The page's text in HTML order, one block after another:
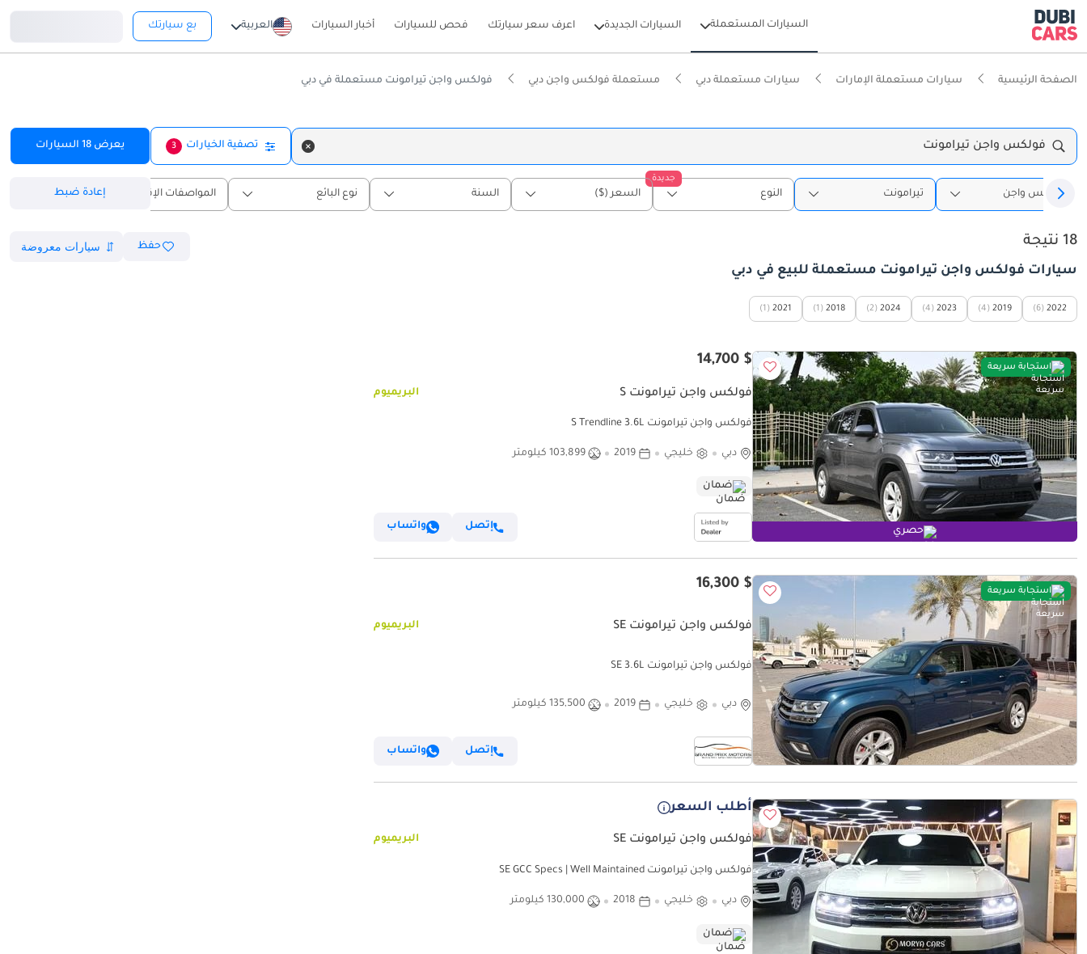
السيارات المستعملة السيارات الجديدة اعرف سعر سيارتك فحص للسيارات أخبار السيارات العربية بع سيارتك
الصفحة الرئيسية سيارات مستعملة الإمارات سيارات مستعملة دبي مستعملة فولكس واجن دبي فولكس واجن تيرامونت مستعملة في دبي
فولكس واجن تيرامونت تصفية الخيارات 3 يعرض 18 السيارات
فولكس واجن تيرامونت
جديدة
النوع السعر ($) السنة نوع البائع المواصفات الإقليمية إعادة ضبط
18 نتيجة حفظ
سيارات فولكس واجن تيرامونت مستعملة للبيع في دبي
2022
(6)
2019
(4)
2023
(4)
2024
(2)
2018
(1)
2021
(1)
استجابة سريعة
حصري
$ 14,700
فولكس واجن تيرامونت S البريميوم
فولكس واجن تيرامونت S Trendline 3.6L
دبي خليجي 2019 103,899 كيلومتر
ضمان
إتصل واتساب
استجابة سريعة $ 16,300
فولكس واجن تيرامونت SE البريميوم
فولكس واجن تيرامونت SE 3.6L
دبي خليجي 2019 135,500 كيلومتر
إتصل واتساب
أطلب السعر
فولكس واجن تيرامونت SE البريميوم
فولكس واجن تيرامونت SE GCC Specs | Well Maintained
دبي خليجي 2018 130,000 كيلومتر
ضمان